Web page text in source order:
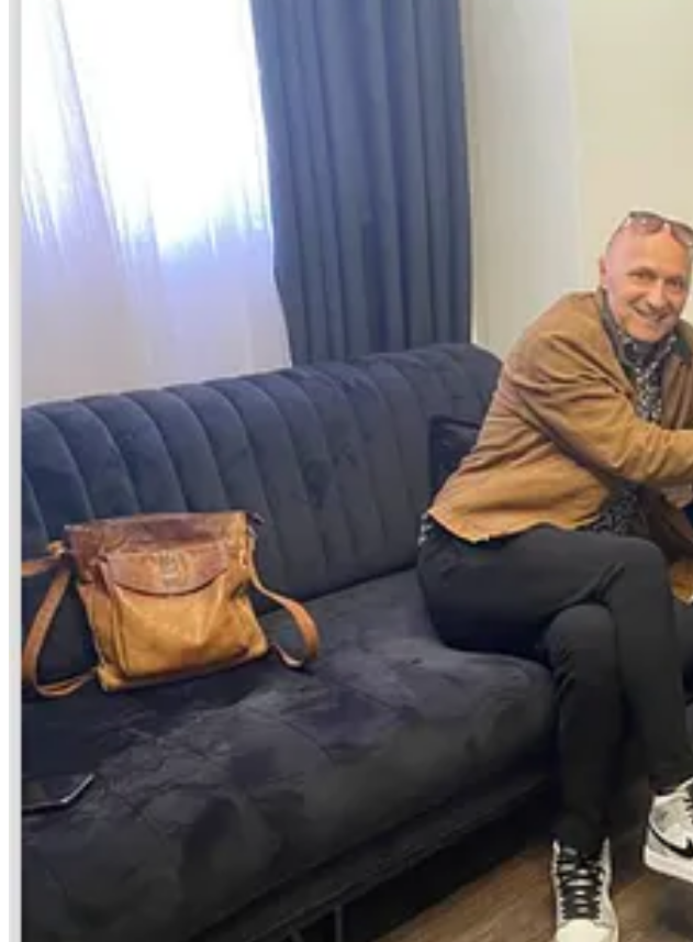
Ku lidhet kjo me gjurmët serbe?
Vazhdim i provave dhe gjetjeve të publikuara më herët nga Gunpowder Chronicles/Kronikat e
të Beogradit dhe rrjeteve aleate:
Shitja e arkivës së luftës te RTS/Sladana Zaric
Sipas hulumtimit tonë, Zeka ka shitur pamje lufte te producentja e financuar nga
Verdhë”)
. Vetë Zeka pranoi publikisht një pagesë të transferuar në llogarinë e
shtetëror me agjendë të njohur propagandistike.
Boshti Zeka–Sahitaj dhe pista ruso-serbe.
Gjetjet tona dokumentojnë rolin e
, i përshkruar si operativ i ndikuar nga
narrativave që synojnë Dhomat e Specializuara në Hagë.
Lista të fabrikuara dhe presion publik.
Zeka është lidhur me shpërndarje “listash” të supozuara nga ZPS dhe me publikime
Kanalet politike paralele.
Nga takimet për “52 orë” regjistrime e deri te flirtet me figura të jashtme, Zeka shfaqet sii
(GPC)
Sot: skema e vjetër, në kohë reale
Deklarimet publike të Zekës pas ndalimit të Shehollit i vendosin rolet: Sheholli si
përdoret si presion(“afera seksi” që “s’u publikuan”) qarkullim materiali të
mbi të njëjtin aktor.
Ç’mbetet e pamohueshme nga fjalët e tij?
Nga “ishim për publikimet e Pa Rrotlla-s” te “Fatmiri na i solli të printuara dhe USB-në” dhe
portë hyrëse të materialeve me vlerë operative. Këtu nuk ka “rastësi”. Ka
Pse ka rëndësi tani
imunitetin e hapësirës publike
shteti bëhet objektiv i një arme të vjetër:
Në një demokraci të brishtë si Kosova, heshtja institucionale përballë një skeme që përfshin